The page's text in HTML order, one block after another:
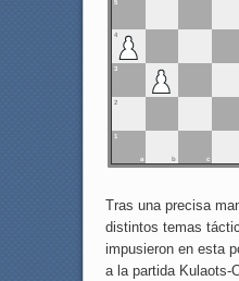
5
4
3
2
1
a b c
Tras una precisa
distintos temas
impusieron en esta
a la partida Kulaots-